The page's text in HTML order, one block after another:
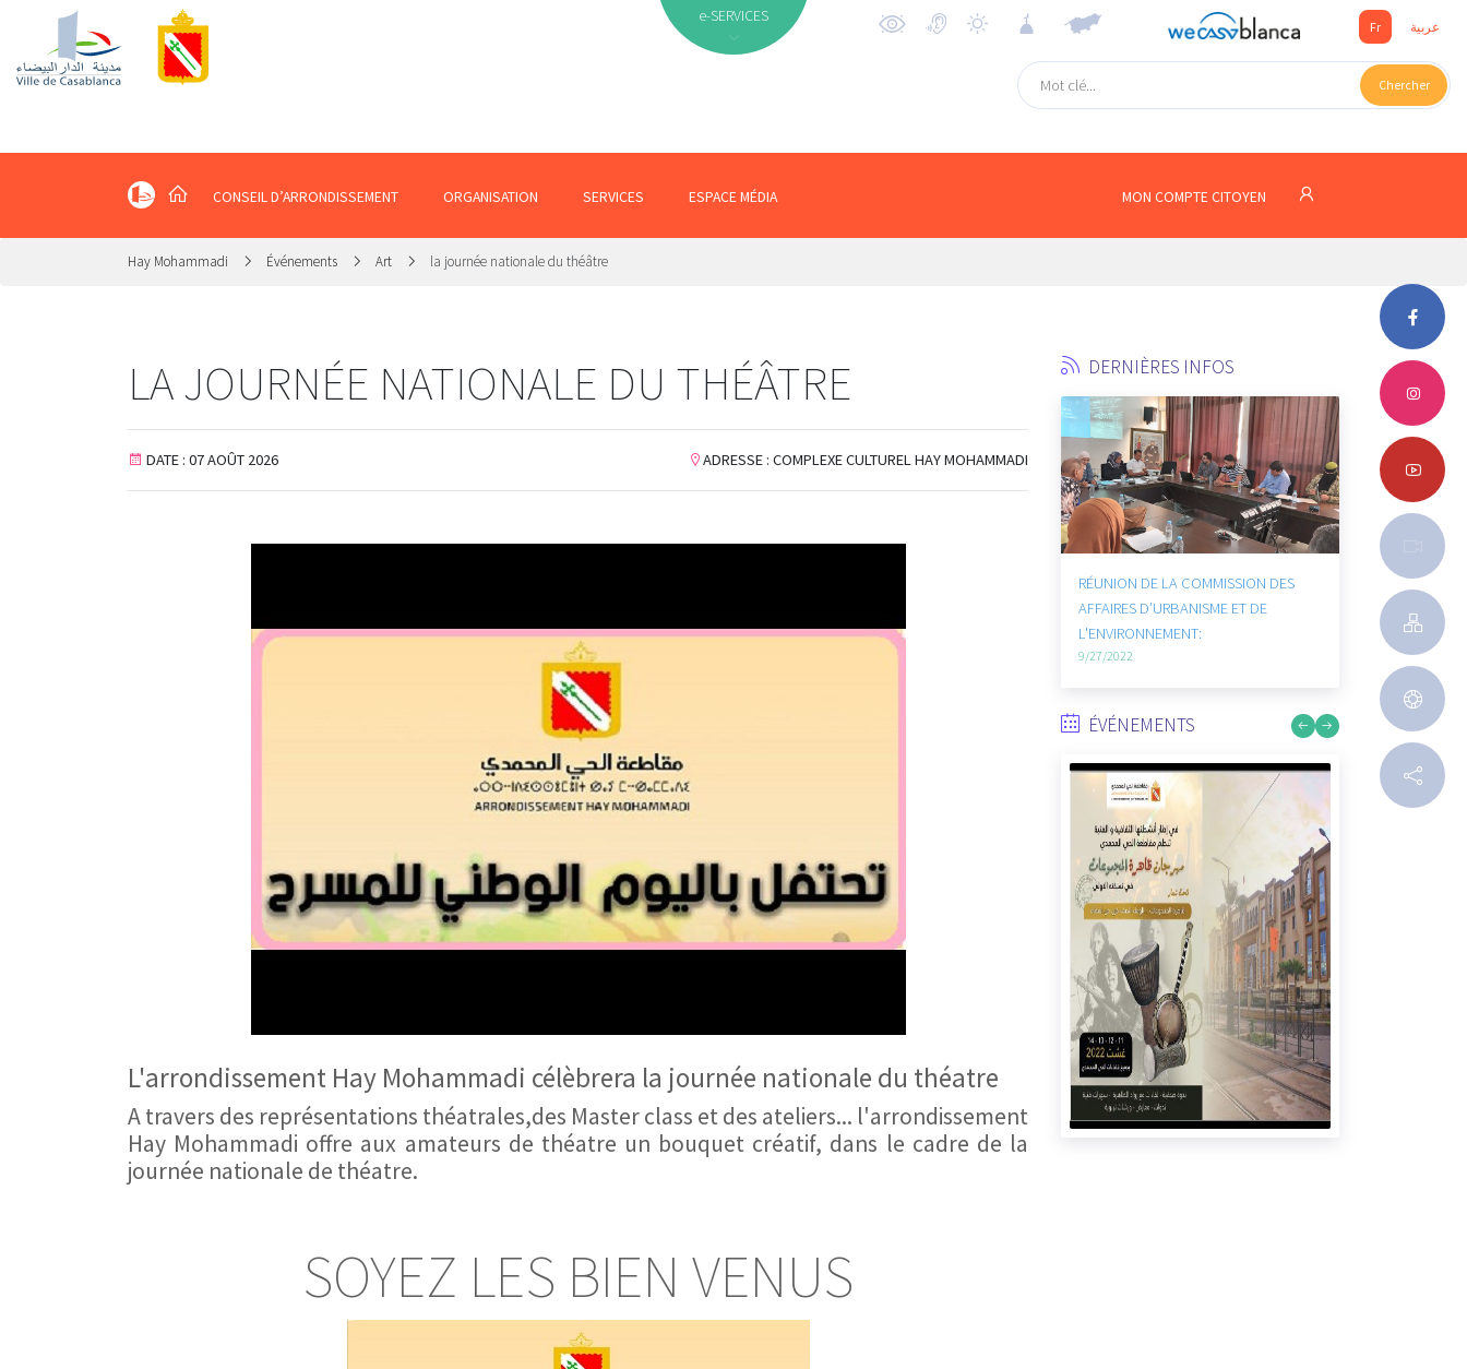
e-SERVICES
Fr عربية
Chercher
CONSEIL D’ARRONDISSEMENT ORGANISATION SERVICES ESPACE MÉDIA MON COMPTE CITOYEN
Hay Mohammadi Événements Art la journée nationale du théâtre
LA JOURNÉE NATIONALE DU THÉÂTRE
DATE : 07 AOÛT 2026 ADRESSE : COMPLEXE CULTUREL HAY MOHAMMADI
L'arrondissement Hay Mohammadi célèbrera la journée nationale du théatre
A travers des représentations théatrales,des Master class et des ateliers... l'arrondissement
Hay Mohammadi offre aux amateurs de théatre un bouquet créatif, dans le cadre de la
journée nationale de théatre.
SOYEZ LES BIEN VENUS
DERNIÈRES INFOS
L'ENVIRONNEMENT:
RÉUNION DE LA COMMISSION DES
AFFAIRES SOCIALES ET CULTURELS :
9/27/2022